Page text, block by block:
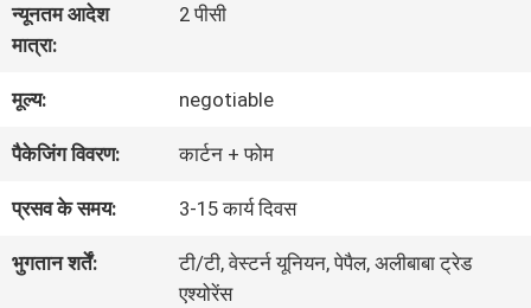
हमारे
बारे
में
कारखाना
भ्रमण
न्यूनतम आदेश
मात्रा:
2 पीसी
मूल्य: negotiable
पैकेजिंग विवरण: कार्टन + फोम
प्रसव के समय: 3-15 कार्य दिवस
भुगतान शर्तें:
टी/टी, वेस्टर्न यूनियन, पेपैल, अलीबाबा ट्रेड
एश्योरेंस